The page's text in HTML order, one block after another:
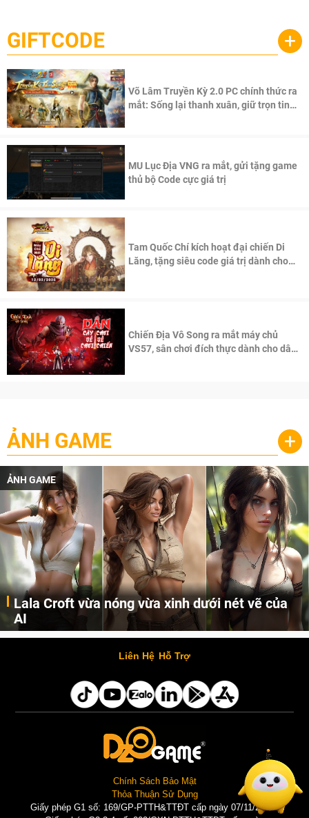
cầu, theo giấy phép chính thức từ công ty game Nhật Bản
Pocketpair, Inc.
GIFTCODE +
Võ Lâm Truyền Kỳ 2.0 PC chính thức ra
mắt: Sống lại thanh xuân, giữ trọn tinh
MU Lục Địa VNG ra mắt, gửi tặng game
thủ bộ Code cực giá trị
Tam Quốc Chí kích hoạt đại chiến Di
Lăng, tặng siêu code giá trị dành cho
Chiến Địa Vô Song ra mắt máy chủ
VS57, sân chơi đích thực dành cho dân
ẢNH GAME +
ẢNH GAME
Lala Croft vừa nóng vừa xinh dưới nét vẽ của
AI
Cùng đến với những hình ảnh Lala Croft của Tomb Raider dưới nét vẽ của AI. Một cô nàng xinh đẹp, nóng bỏng nhưng cũng rắn rỏi và mạnh mẽ.
Liên Hệ Hỗ Trợ
Chính Sách Bảo Mật
Thỏa Thuận Sử Dụng
Giấy phép G1 số: 169/GP-PTTH&TTĐT cấp ngày 07/11/2025 |